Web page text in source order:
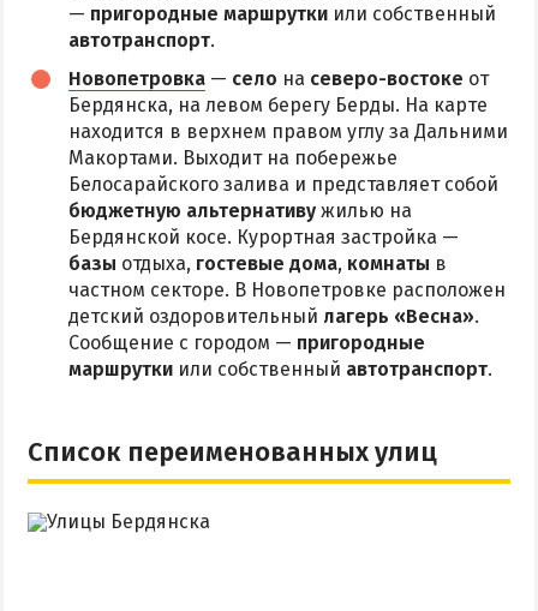
— пригородные маршрутки или собственный
автотранспорт.
Новопетровка — село на северо-востоке от
Бердянска, на левом берегу Берды. На карте
находится в верхнем правом углу за Дальними
Макортами. Выходит на побережье
Белосарайского залива и представляет собой
бюджетную альтернативу жилью на
Бердянской косе. Курортная застройка —
базы отдыха, гостевые дома, комнаты в
частном секторе. В Новопетровке расположен
детский оздоровительный лагерь «Весна».
Сообщение с городом — пригородные
маршрутки или собственный автотранспорт.
Список переименованных улиц